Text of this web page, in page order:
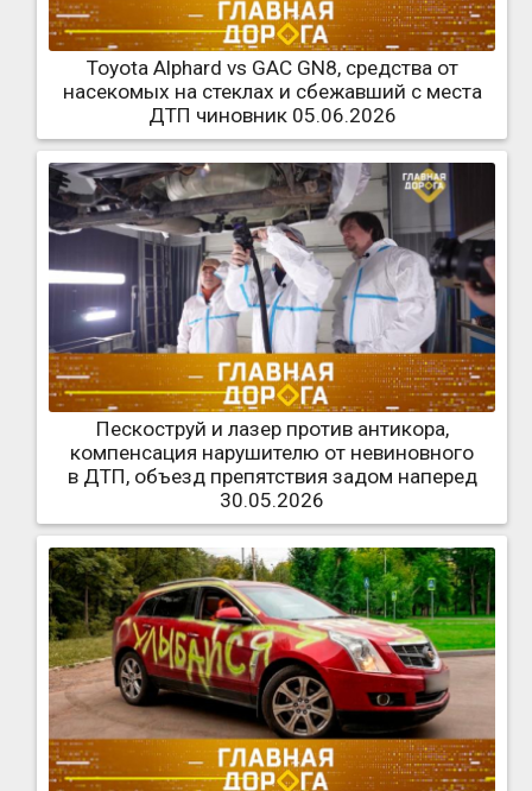
Toyota Alphard vs GAC GN8, средства от
насекомых на стеклах и сбежавший с места
ДТП чиновник 05.06.2026
Пескоструй и лазер против антикора,
компенсация нарушителю от невиновного
в ДТП, объезд препятствия задом наперед
30.05.2026